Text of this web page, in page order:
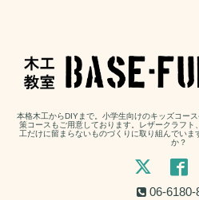
本格木工からDIYまで。小学生向けのキッズコー
策コースもご用意しております。レザークラフ
工だけに留まらないものづくりに取り組んでい
か？
06-6180-